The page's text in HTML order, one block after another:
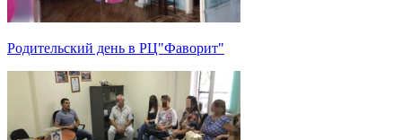
Родительский день в РЦ"Фаворит"